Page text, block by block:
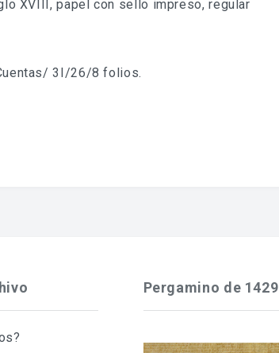
XVIII, papel con sello impreso, regular
3I/26/8 folios.
Pergamino de 1429